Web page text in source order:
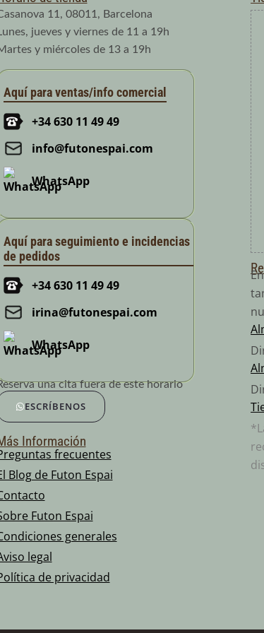
11, 08011, Barcelona
jueves y viernes de 11 a 19h
y miércoles de 13 a 19h
Aquí para ventas/info comercial
+34 630 11 49 49
info@futonespai.com
WhatsApp
Aquí para seguimiento e incidencias
de pedidos
+34 630 11 49 49
irina@futonespai.com
WhatsApp
una cita fuera de este horario
ESCRÍBENOS
Información
frecuentes
Blog de Futon Espai
Futon Espai
generales
legal
de privacidad